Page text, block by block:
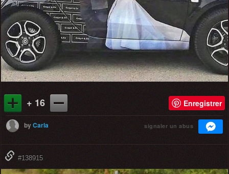
+ 16 Enregistrer
byCarla signaler un abus
#138915